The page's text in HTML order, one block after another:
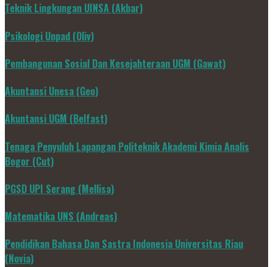
Teknik Lingkungan UINSA (Akbar)
Psikologi Unpad (Oliv)
Pembangunan Sosial Dan Kesejahteraan UGM (Gawat)
Akuntansi Unesa (Geo)
Akuntansi UGM (Belfast)
Tenaga Penyuluh Lapangan Politeknik Akademi Kimia Analis
Bogor (Cut)
PGSD UPI Serang (Mellisa)
Matematika UNS (Andreas)
Pendidikan Bahasa Dan Sastra Indonesia Universitas Riau
(Novia)